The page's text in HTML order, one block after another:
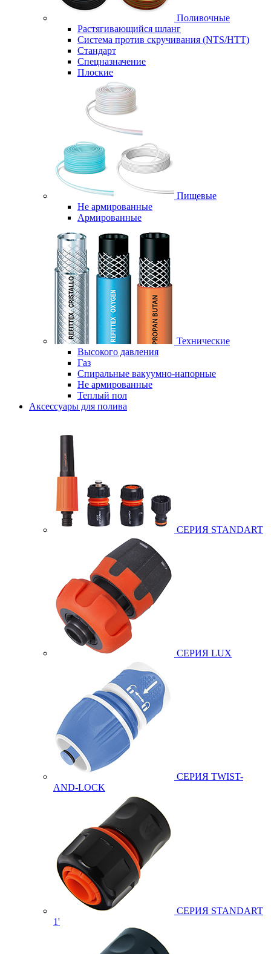
Поливочные
Растягивающийся шланг
Система против скручивания (NTS/HTT)
Стандарт
Спецназначение
Плоские
Пищевые
Не армированные
Армированные
Технические
Высокого давления
Газ
Спиральные вакуумно-напорные
Не армированные
Теплый пол
Аксессуары для полива
СЕРИЯ STANDART
СЕРИЯ LUX
СЕРИЯ TWIST-
AND-LOCK
СЕРИЯ STANDART
1'